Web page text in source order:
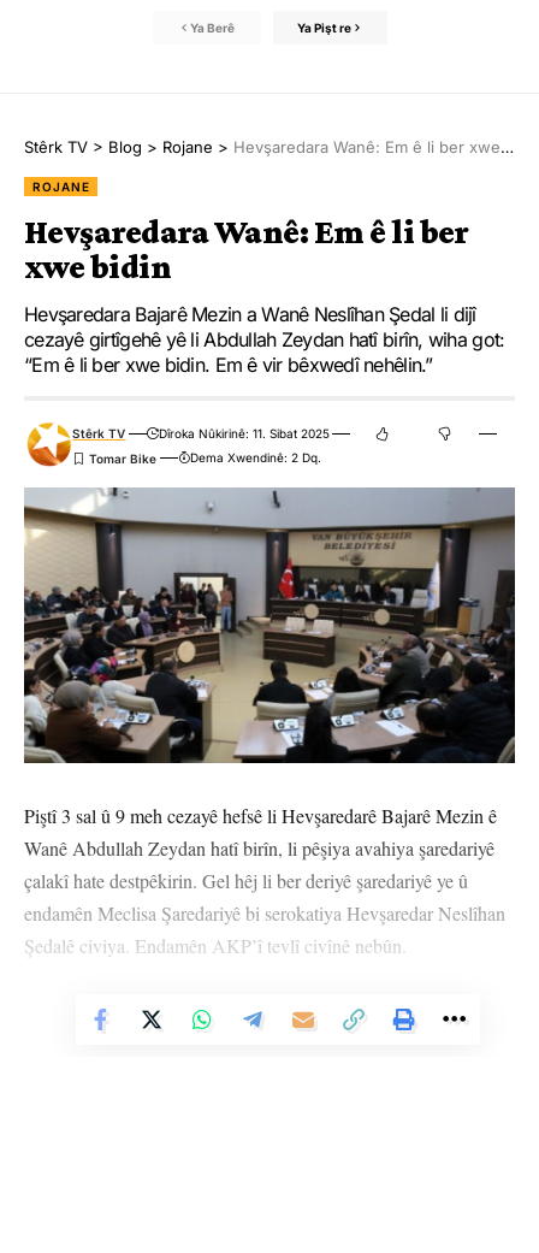
Ya Berê Ya Pişt re
Stêrk TV > Blog > Rojane > Hevşaredara Wanê: Em ê li ber xwe bidin
ROJANE
Hevşaredara Wanê: Em ê li ber
xwe bidin
Hevşaredara Bajarê Mezin a Wanê Neslîhan Şedal li dijî
cezayê girtîgehê yê li Abdullah Zeydan hatî birîn, wiha got:
“Em ê li ber xwe bidin. Em ê vir bêxwedî nehêlin.”
Stêrk TV
Dîroka Nûkirinê: 11. Sibat 2025
Dema Xwendinê: 2 Dq.
Piştî 3 sal û 9 meh cezayê hefsê li Hevşaredarê Bajarê Mezin ê
Wanê Abdullah Zeydan hatî birîn, li pêşiya avahiya şaredariyê
çalakî hate destpêkirin. Gel hêj li ber deriyê şaredariyê ye û
endamên Meclisa Şaredariyê bi serokatiya Hevşaredar Neslîhan
Şedalê civiya. Endamên AKP’î tevlî civînê nebûn.
Neslîhan Şedal di destpêka civînê de axivî û wiha got: “Em her
roj bi kiriyarên ku destûra bingehîn tê binpêkirin re rû bi rû
Vê Nûçeyê Bixwîne